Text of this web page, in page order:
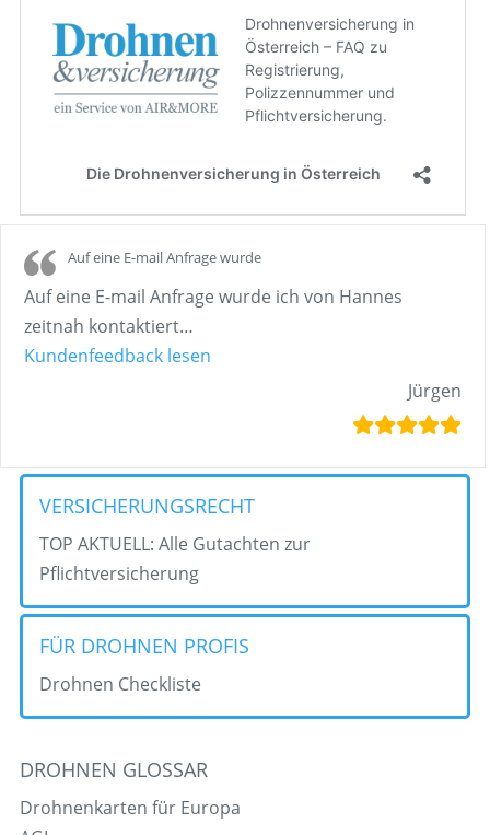
Auf eine E-mail Anfrage wurde
Auf eine E-mail Anfrage wurde ich von Hannes
zeitnah kontaktiert…
Kundenfeedback lesen
Jürgen
VERSICHERUNGSRECHT
TOP AKTUELL: Alle Gutachten zur
Pflichtversicherung
FÜR DROHNEN PROFIS
Drohnen Checkliste
DROHNEN GLOSSAR
Drohnenkarten für Europa